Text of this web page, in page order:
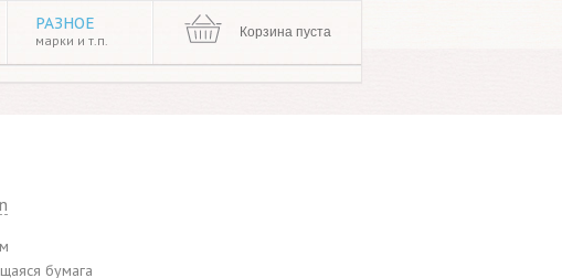
РАЗНОЕ
марки и т.п. Корзина пуста
бумага